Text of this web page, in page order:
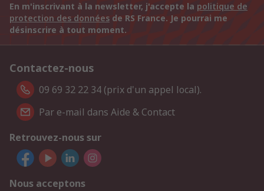
En m'inscrivant à la newsletter, j'accepte la politique de
protection des données de RS France. Je pourrai me
désinscrire à tout moment.
Contactez-nous
09 69 32 22 34 (prix d'un appel local).
Par e-mail dans Aide & Contact
Retrouvez-nous sur
Nous acceptons